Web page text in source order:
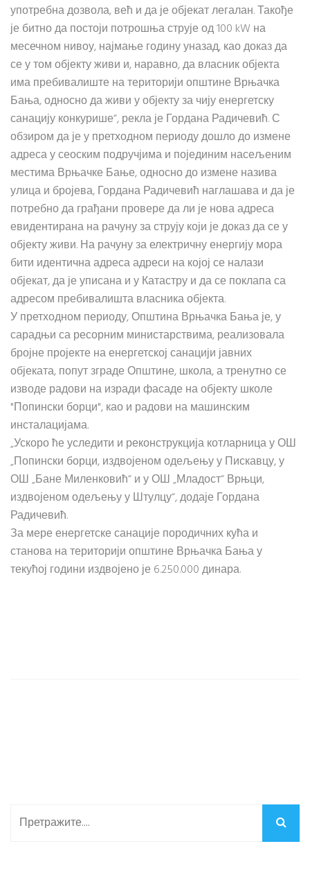
употребна дозвола, већ и да је објекат легалан. Такође
је битно да постоји потрошња струје од 100 kW на
месечном нивоу, најмање годину уназад, као доказ да
се у том објекту живи и, наравно, да власник објекта
има пребивалиште на територији општине Врњачка
Бања, односно да живи у објекту за чију енергетску
санацију конкурише“, рекла је Гордана Радичевић. С
обзиром да је у претходном периоду дошло до измене
адреса у сеоским подручјима и појединим насељеним
местима Врњачке Бање, односно до измене назива
улица и бројева, Гордана Радичевић наглашава и да је
потребно да грађани провере да ли је нова адреса
евидентирана на рачуну за струју који је доказ да се у
објекту живи. На рачуну за електричну енергију мора
бити идентична адреса адреси на којој се налази
објекат, да је уписана и у Катастру и да се поклапа са
адресом пребивалишта власника објекта.
У претходном периоду, Општина Врњачка Бања је, у
сарадњи са ресорним министарствима, реализовала
бројне пројекте на енергетској санацији јавних
објеката, попут зграде Општине, школа, а тренутно се
изводе радови на изради фасаде на објекту школе
"Попински борци", као и радови на машинским
инсталацијама.
„Ускоро ће уследити и реконструкција котларница у ОШ
„Попински борци, издвојеном одељењу у Пискавцу, у
ОШ „Бане Миленковић“ и у ОШ „Младост“ Врњци,
издвојеном одељењу у Штулцу“, додаје Гордана
Радичевић.
За мере енергетске санације породичних кућа и
станова на територији општине Врњачка Бања у
текућој години издвојено је 6.250.000 динара.